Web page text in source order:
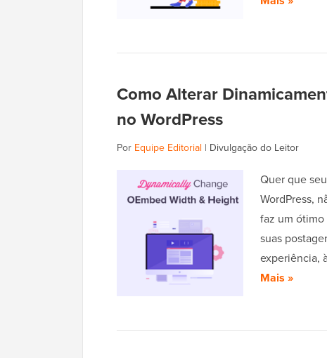
Como Alterar
no WordPress
Por Equipe Editorial | Divulgação do Leitor
Quer que
WordPress,
faz um
suas
experiência,
Mais »